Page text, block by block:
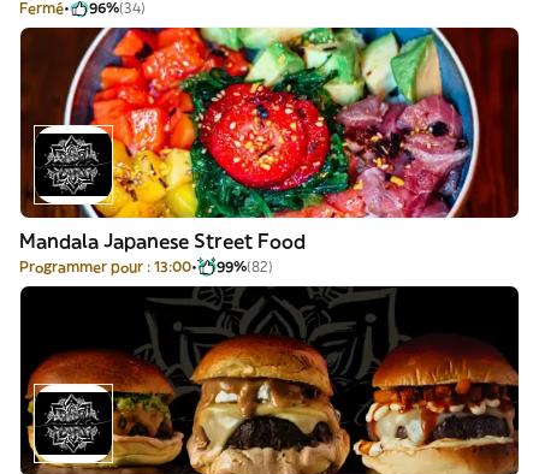
Fermé 96%(34)
Mandala Japanese Street Food
Programmer pour : 13:00 99%(82)